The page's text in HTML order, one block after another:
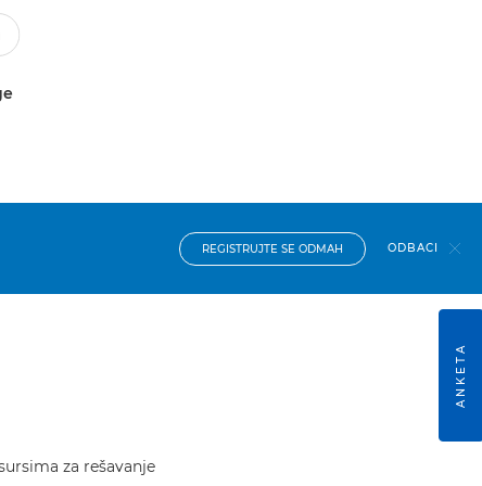
REGISTRUJTE SE ODMAH ODBACI
za rešavanje
ANKETA